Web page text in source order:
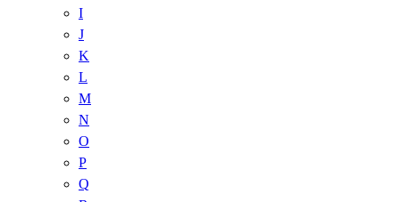
I
J
K
L
M
N
O
P
Q